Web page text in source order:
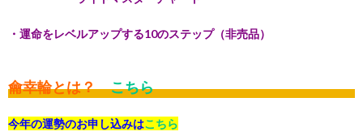
・運命をレベルアップする10のステップ（非売品）
龠幸輪とは？ こちら
今年の運勢のお申し込みはこちら